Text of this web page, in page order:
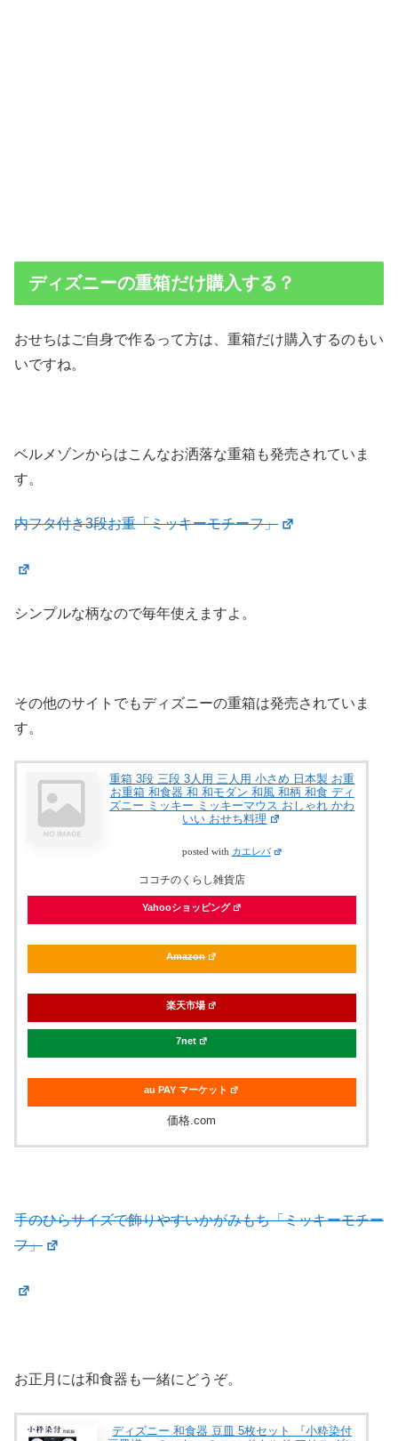
ディズニーの重箱だけ購入する？
おせちはご自身で作るって方は、重箱だけ購入するのもい
いですね。
ベルメゾンからはこんなお洒落な重箱も発売されていま
す。
内フタ付き3段お重「ミッキーモチーフ」
シンプルな柄なので毎年使えますよ。
その他のサイトでもディズニーの重箱は発売されていま
す。
重箱 3段 三段 3人用 三人用 小さめ 日本製 お重
お重箱 和食器 和 和モダン 和風 和柄 和食 ディ
ズニー ミッキー ミッキーマウス おしゃれ かわ
いい おせち料理
posted with カエレバ
ココチのくらし雑貨店
Yahooショッピング
Amazon
楽天市場
7net
au PAY マーケット
価格.com
手のひらサイズで飾りやすいかがみもち「ミッキーモチー
フ」
お正月には和食器も一緒にどうぞ。
ディズニー 和食器 豆皿 5枚セット 『小粋染付